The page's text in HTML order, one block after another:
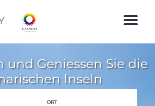
M
und Geniessen Sie die
Inseln
in dem die Sonne das ganze Jahr
ORT